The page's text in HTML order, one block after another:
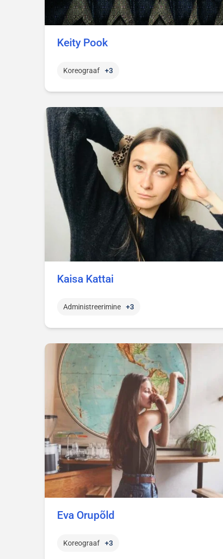
Keity Pook
Koreograaf +3
Kaisa Kattai
Administreerimine +3
Eva Orupõld
Koreograaf +3